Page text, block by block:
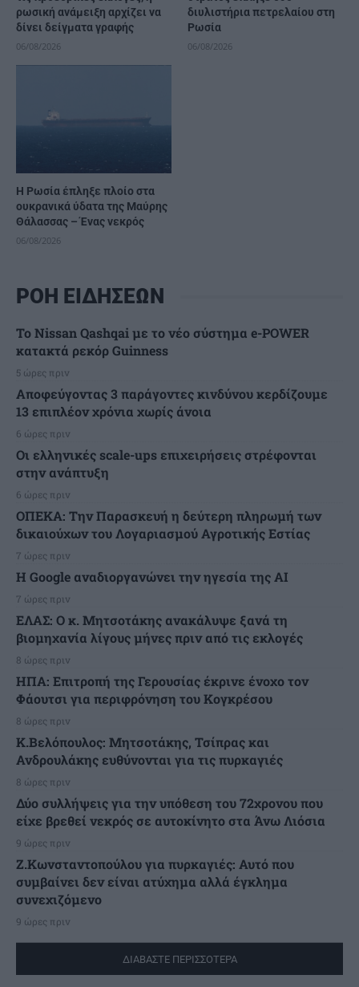
ρωσική ανάμειξη αρχίζει να
δίνει δείγματα γραφής
06/08/2026
διυλιστήρια πετρελαίου στη
Ρωσία
06/08/2026
Η Ρωσία έπληξε πλοίο στα
ουκρανικά ύδατα της Μαύρης
Θάλασσας – Ένας νεκρός
06/08/2026
ΡΟΗ ΕΙΔΗΣΕΩΝ
Το Nissan Qashqai με το νέο σύστημα e-POWER
κατακτά ρεκόρ Guinness
5 ώρες πριν
Αποφεύγοντας 3 παράγοντες κινδύνου κερδίζουμε
13 επιπλέον χρόνια χωρίς άνοια
6 ώρες πριν
Οι ελληνικές scale-ups επιχειρήσεις στρέφονται
στην ανάπτυξη
6 ώρες πριν
ΟΠΕΚΑ: Την Παρασκευή η δεύτερη πληρωμή των
δικαιούχων του Λογαριασμού Αγροτικής Εστίας
7 ώρες πριν
H Google αναδιοργανώνει την ηγεσία της AI
7 ώρες πριν
ΕΛΑΣ: Ο κ. Μητσοτάκης ανακάλυψε ξανά τη
βιομηχανία λίγους μήνες πριν από τις εκλογές
8 ώρες πριν
ΗΠΑ: Επιτροπή της Γερουσίας έκρινε ένοχο τον
Φάουτσι για περιφρόνηση του Κογκρέσου
8 ώρες πριν
K.Βελόπουλος: Μητσοτάκης, Τσίπρας και
Ανδρουλάκης ευθύνονται για τις πυρκαγιές
8 ώρες πριν
Δύο συλλήψεις για την υπόθεση του 72χρονου που
είχε βρεθεί νεκρός σε αυτοκίνητο στα Άνω Λιόσια
9 ώρες πριν
Ζ.Κωνσταντοπούλου για πυρκαγιές: Αυτό που
συμβαίνει δεν είναι ατύχημα αλλά έγκλημα
συνεχιζόμενο
9 ώρες πριν
ΔΙΑΒΑΣΤΕ ΠΕΡΙΣΣΟΤΕΡΑ